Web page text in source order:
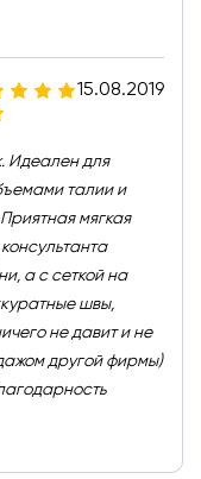
15.08.2019
Идеален для
талии и
мягкая
а с сеткой на
швы,
не давит и не
другой фирмы)